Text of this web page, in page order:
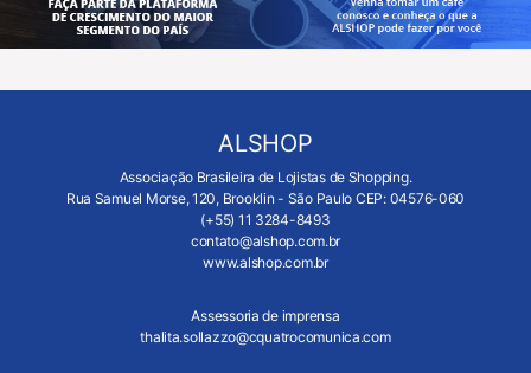
ALSHOP
Associação Brasileira de Lojistas de Shopping.
Rua Samuel Morse, 120, Brooklin - São Paulo CEP: 04576-060
(+55) 11 3284-8493
contato@alshop.com.br
www.alshop.com.br
Assessoria de imprensa
thalita.sollazzo@cquatrocomunica.com